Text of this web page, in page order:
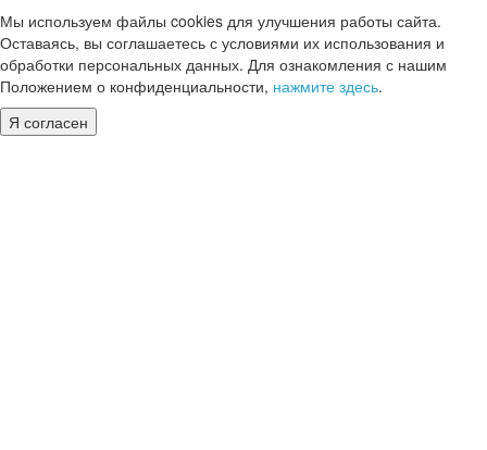
Мы используем файлы cookies для улучшения работы сайта.
Оставаясь, вы соглашаетесь с условиями их использования и
обработки персональных данных. Для ознакомления с нашим
Положением о конфиденциальности, нажмите здесь.
Я согласен